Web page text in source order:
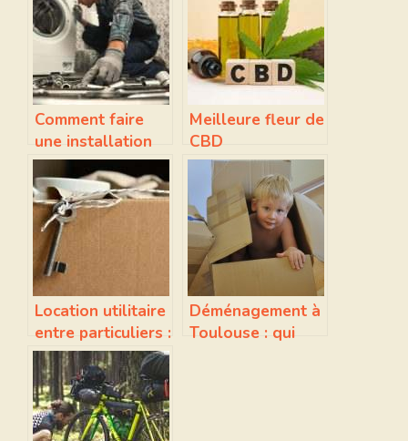
Comment faire
une installation
de plomberie à
Sevran ?
Meilleure fleur de
CBD
Location utilitaire
entre particuliers :
qu'est-ce que
c'est ?
Déménagement à
Toulouse : qui